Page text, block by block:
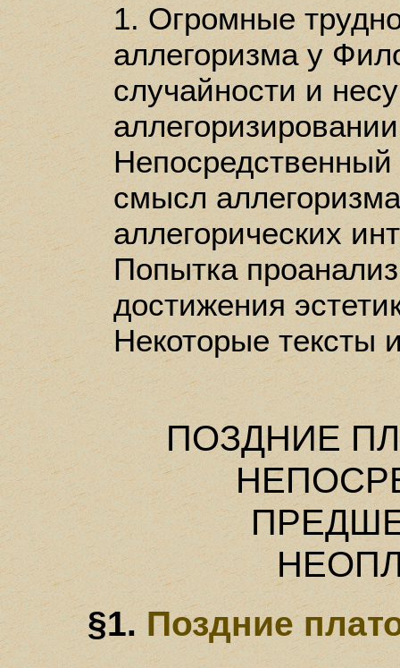
1. Огромные
аллегоризма у
случайности и
смысл
аллегорических
Попытка
достижения
Некоторые тексты
ПОЗДНИЕ
§1. Поздние